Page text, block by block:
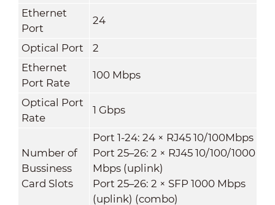
Ethernet
Port
24
Optical Port
2
Ethernet
Port Rate
100 Mbps
Optical Port
Rate
1 Gbps
Number of
Bussiness
Card Slots
Port 1-24: 24 × RJ45 10/100Mbps
Port 25–26: 2 × RJ45 10/100/1000
Mbps (uplink)
Port 25–26: 2 × SFP 1000 Mbps
(uplink) (combo)